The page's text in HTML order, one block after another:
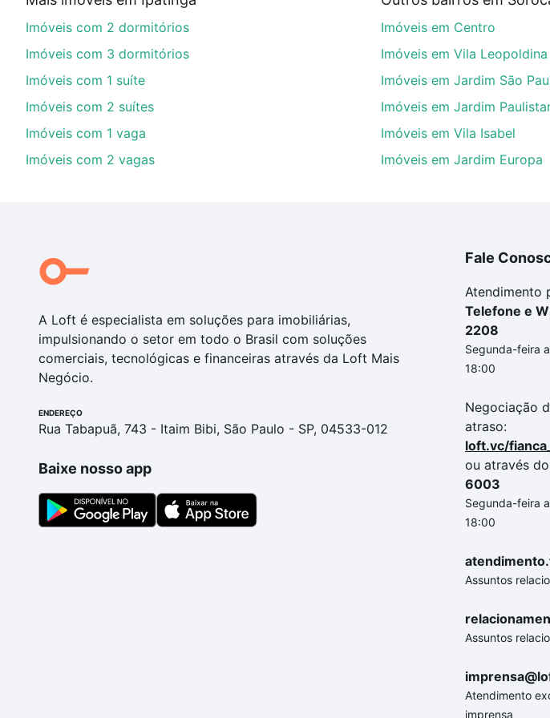
financiamento imobiliário as parcelas podem se adequar ao seu orçamento. Se
portal quanto custa comprar um apartamento e conte com a gente para comprar o
Imóveis com 2 dormitórios
Imóveis com 3 dormitórios
Imóveis com 1 suíte
Imóveis com 2 suítes
Imóveis com 1 vaga
Imóveis com 2 vagas
Imóveis em Centro
Imóveis em Vila Leopoldina
Imóveis em Jardim São
Imóveis em Jardim
Imóveis em Vila Isabel
Imóveis em Jardim Europa
A Loft é especialista em soluções para imobiliárias,
impulsionando o setor em todo o Brasil com soluções
comerciais, tecnológicas e financeiras através da Loft Mais
Negócio.
ENDEREÇO
Rua Tabapuã, 743 - Itaim Bibi, São Paulo - SP, 04533-012
Baixe nosso app
Fale
Atendimento
Telefone e
2208
Segunda-feira
18:00
Negociação
atraso:
loft.vc/
ou através do
6003
Segunda-feira
18:00
Assuntos
Assuntos
Atendimento
imprensa